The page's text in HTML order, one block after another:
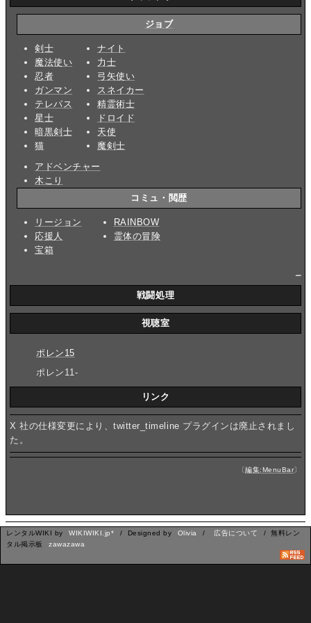
ジョブ
剣士
魔法使い
忍者
ガンマン
テレパス
星士
暗黒剣士
猫
ナイト
力士
弓矢使い
スネイカー
精霊術士
ドロイド
天使
魔剣士
アドベンチャー
木こり
コミュ・閲歴
リージョン
応援人
宝箱
RAINBOW
霊体の冒険
戦闘処理
視聴室
ポレン15
ポレン11-
リンク
X 社の仕様変更により、twitter_timeline プラグインは廃止されまし
た。
〔編集:MenuBar〕
レンタルWIKI by WIKIWIKI.jp* / Designed by Olivia / 広告について
/ 無料レン
タル掲示板
zawazawa